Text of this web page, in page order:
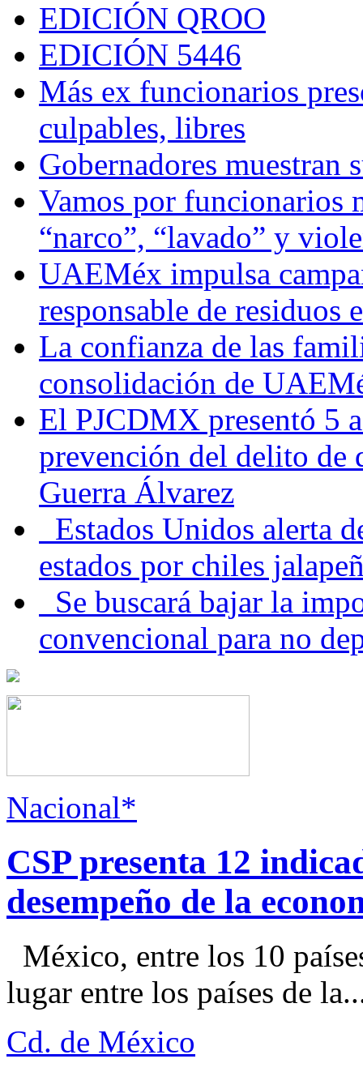
EDICIÓN QROO
EDICIÓN 5446
Más ex funcionarios
culpables, libres
Gobernadores muestran
Vamos por funcionarios
“narco”, “lavado” y
UAEMéx impulsa
responsable de residuos
La confianza de las
consolidación de
El PJCDMX presentó 5
prevención del delito de
Guerra Álvarez
Estados Unidos alerta
estados por chiles
Se buscará bajar la
convencional para no
Nacional*
CSP presenta 12
desempeño de la
México, entre los 10
lugar entre los países de
Cd. de México